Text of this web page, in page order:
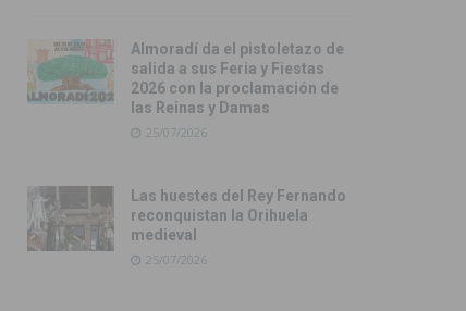
Almoradí da el pistoletazo de
salida a sus Feria y Fiestas
2026 con la proclamación de
las Reinas y Damas
25/07/2026
Las huestes del Rey Fernando
reconquistan la Orihuela
medieval
25/07/2026